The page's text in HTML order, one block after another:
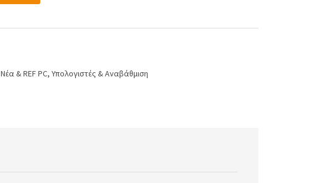
Νέα & REF PC, Υπολογιστές & Αναβάθμιση